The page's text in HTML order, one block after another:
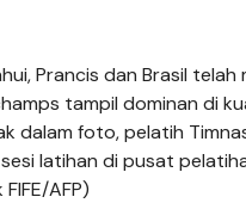
Prancis dan Brasil
tampil dominan di
dalam foto, pelatih
latihan di pusat
AFP)